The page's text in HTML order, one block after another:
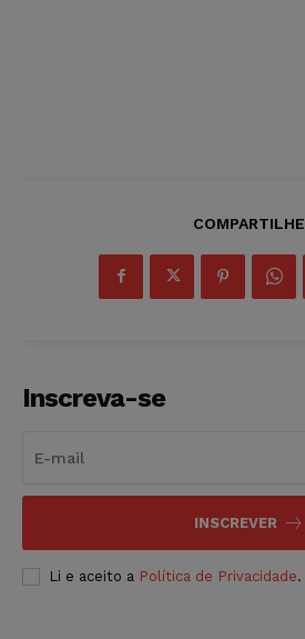
COMPARTILHE
Inscreva-se
INSCREVER
Li e aceito a Política de Privacidade.